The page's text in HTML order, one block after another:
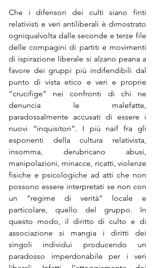
Che i difensori dei culti siano finti
relativisti e veri antiliberali è dimostrato
ogniqualvolta dalle seconde e terze file
delle compagini di partiti e movimenti
di ispirazione liberale si alzano peana a
favore dei gruppi più indifendibili dal
punto di vista etico e veri e proprie
“crucifige” nei confronti di chi ne
denuncia le malefatte,
paradossalmente accusati di essere i
nuovi “inquisitori”. I più naif fra gli
esponenti della cultura relativista,
insomma, derubricano abusi,
manipolazioni, minacce, ricatti, violenze
fisiche e psicologiche ad atti che non
possono essere interpretati se non con
un “regime di verità” locale e
particolare, quello del gruppo. In
questo modo, il diritto di culto e di
associazione si mangia i diritti dei
singoli individui producendo un
paradosso imperdonabile per i veri